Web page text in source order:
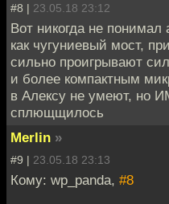
#8 | 23.05.18 23:12
Вот никогда не понимал
как чугуниевый мост,
сильно проигрывают
и более компактным
в Алексу не умеют, но
сплющщилось
Merlin »
#9 | 23.05.18 23:13
Кому: wp_panda, #8